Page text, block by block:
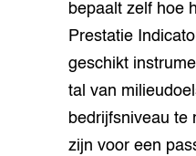
bepaalt zelf hoe
Prestatie
geschikt
tal van
bedrijfsniveau te
zijn voor een